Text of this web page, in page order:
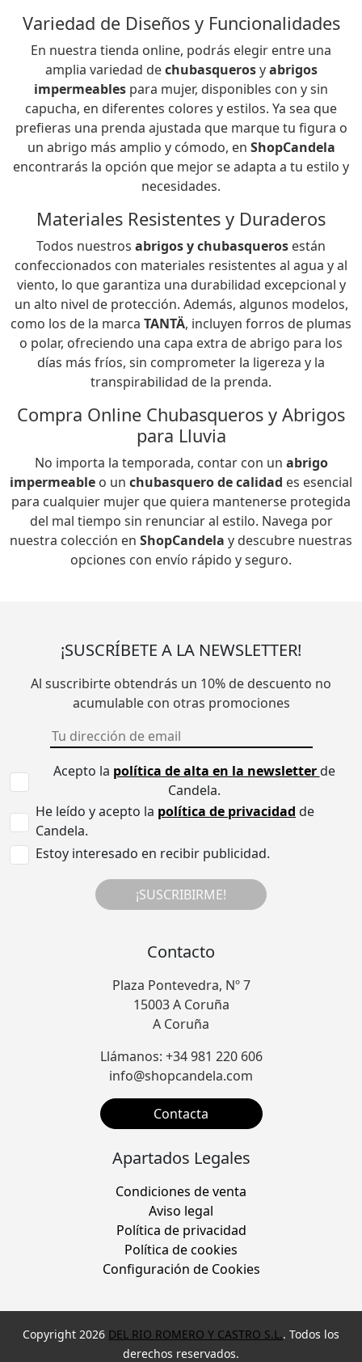
Variedad de Diseños y Funcionalidades
En nuestra tienda online, podrás elegir entre una
amplia variedad dechubasquerosyabrigos
impermeables para mujer, disponibles con y sin
capucha, en diferentes colores y estilos. Ya sea que
prefieras una prenda ajustada que marque tu figura o
un abrigo más amplio y cómodo, en ShopCandela
encontrarás la opción que mejor se adapta a tu estilo y
necesidades.
Materiales Resistentes y Duraderos
Todos nuestros abrigos y chubasqueros están
confeccionados con materiales resistentes al agua y al
viento, lo que garantiza una durabilidad excepcional y
un alto nivel de protección. Además, algunos modelos,
como los de la marca TANTÄ, incluyen forros de plumas
o polar, ofreciendo una capa extra de abrigo para los
días más fríos, sin comprometer la ligereza y la
transpirabilidad de la prenda.
Compra Online Chubasqueros y Abrigos
para Lluvia
No importa la temporada, contar con un abrigo
impermeable o un chubasquero de calidad es esencial
para cualquier mujer que quiera mantenerse protegida
del mal tiempo sin renunciar al estilo. Navega por
nuestra colección en ShopCandela y descubre nuestras
opciones con envío rápido y seguro.
¡SUSCRÍBETE A LA NEWSLETTER!
Al suscribirte obtendrás un 10% de descuento no
acumulable con otras promociones
Acepto la política de alta en la newsletterde
Candela.
He leído y acepto la política de privacidad de
Candela.
Estoy interesado en recibir publicidad.
¡SUSCRIBIRME!
Contacto
Plaza Pontevedra, Nº 7
15003 A Coruña
A Coruña
Llámanos: +34 981 220 606
info@shopcandela.com
Contacta
Apartados Legales
Condiciones de venta
Aviso legal
Política de privacidad
Política de cookies
Configuración de Cookies
Copyright 2026 DEL RIO ROMERO Y CASTRO S.L.. Todos los
derechos reservados.